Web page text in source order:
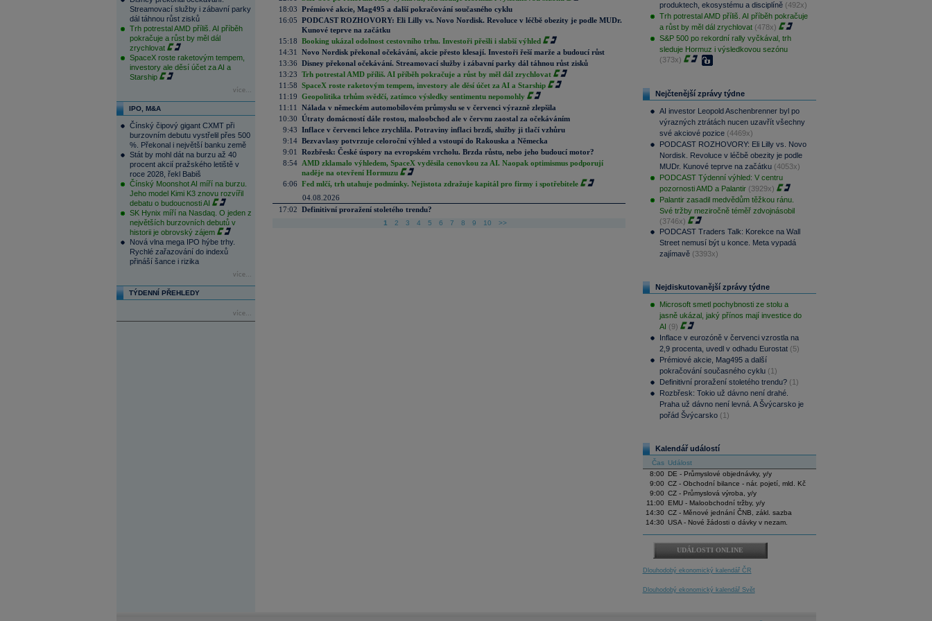
Streamovací služby i zábavní parky
dál táhnou růst zisků
Trh potrestal AMD příliš. AI příběh
pokračuje a růst by měl dál
zrychlovat
SpaceX roste raketovým tempem,
investory ale děsí účet za AI a
Starship
více...
IPO, M&A
Čínský čipový gigant CXMT při
burzovním debutu vystřelil přes 500
%. Překonal i největší banku země
Stát by mohl dát na burzu až 40
procent akcií pražského letiště v
roce 2028, řekl Babiš
Čínský Moonshot AI míří na burzu.
Jeho model Kimi K3 znovu rozvířil
debatu o budoucnosti AI
SK Hynix míří na Nasdaq. O jeden z
největších burzovních debutů v
historii je obrovský zájem
Nová vlna mega IPO hýbe trhy.
Rychlé zařazování do indexů
přináší šance i rizika
více...
TÝDENNÍ PŘEHLEDY
více...
18:03 Prémiové akcie, Mag495 a další pokračování současného cyklu
16:05 PODCAST ROZHOVORY: Eli Lilly vs. Novo Nordisk. Revoluce v léčbě obezity je podle MUDr.
Kunové teprve na začátku
15:18 Booking ukázal odolnost cestovního trhu. Investoři přešli i slabší výhled
14:31
Novo Nordisk překonal očekávání, akcie přesto klesají. Investoři řeší marže a budoucí růst
13:36 Disney překonal očekávání. Streamovací služby i zábavní parky dál táhnou růst zisků
13:23 Trh potrestal AMD příliš. AI příběh pokračuje a růst by měl dál zrychlovat
11:58 SpaceX roste raketovým tempem, investory ale děsí účet za AI a Starship
11:19 Geopolitika trhům svědčí, zatímco výsledky sentimentu nepomohly
11:11
Nálada v německém automobilovém průmyslu se v červenci výrazně zlepšila
10:30 Útraty domácností dále rostou, maloobchod ale v červnu zaostal za očekáváním
9:43 Inflace v červenci lehce zrychlila. Potraviny inflaci brzdí, služby ji tlačí vzhůru
9:14 Bezvavlasy potvrzuje celoroční výhled a vstoupí do Rakouska a Německa
9:01
Rozbřesk: České úspory na evropském vrcholu. Brzda růstu, nebo jeho budoucí motor?
8:54
AMD zklamalo výhledem, SpaceX vyděsila cenovkou za AI. Naopak optimismus podporují
naděje na otevření Hormuzu
6:06 Fed mlčí, trh utahuje podmínky. Nejistota zdražuje kapitál pro firmy i spotřebitele
04.08.2026
17:02 Definitivní proražení stoletého trendu?
1 2 3 4 5 6 7 8 9 10 >>
produktech, ekosystému a disciplíně (492x)
Trh potrestal AMD příliš. AI příběh pokračuje
a růst by měl dál zrychlovat (478x)
S&P 500 po rekordní rally vyčkával, trh
sleduje Hormuz i výsledkovou sezónu
(373x)
Nejčtenější zprávy týdne
AI investor Leopold Aschenbrenner byl po
výrazných ztrátách nucen uzavřít všechny
své akciové pozice (4469x)
PODCAST ROZHOVORY: Eli Lilly vs. Novo
Nordisk. Revoluce v léčbě obezity je podle
MUDr. Kunové teprve na začátku (4053x)
PODCAST Týdenní výhled: V centru
pozornosti AMD a Palantir (3929x)
Palantir zasadil medvědům těžkou ránu.
Své tržby meziročně téměř zdvojnásobil
(3746x)
PODCAST Traders Talk: Korekce na Wall
Street nemusí být u konce. Meta vypadá
zajímavě (3393x)
Nejdiskutovanější zprávy týdne
Microsoft smetl pochybnosti ze stolu a
jasně ukázal, jaký přínos mají investice do
AI (9)
Inflace v eurozóně v červenci vzrostla na
2,9 procenta, uvedl v odhadu Eurostat (5)
Prémiové akcie, Mag495 a další
pokračování současného cyklu (1)
Definitivní proražení stoletého trendu? (1)
Rozbřesk: Tokio už dávno není drahé.
Praha už dávno není levná. A Švýcarsko je
pořád Švýcarsko (1)
Kalendář událostí
Čas Událost
8:00
DE - Průmyslové objednávky, y/y
9:00 CZ - Obchodní bilance - nár. pojetí, mld. Kč
9:00 CZ - Průmyslová výroba, y/y
11:00
EMU - Maloobchodní tržby, y/y
14:30 CZ - Měnové jednání ČNB, zákl. sazba
14:30 USA - Nové žádosti o dávky v nezam.
UDÁLOSTI ONLINE
Dlouhodobý ekonomický kalendář ČR
Dlouhodobý ekonomický kalendář Svět